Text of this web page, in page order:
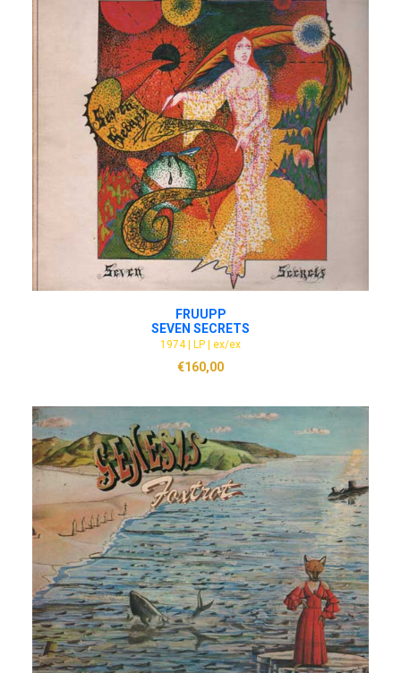
ADD TO CART
FRUUPP
SEVEN SECRETS
1974 | LP | ex/ex
€160,00